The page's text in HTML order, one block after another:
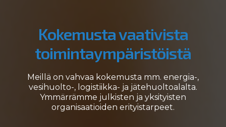
Kokemusta vaativista
toimintaympäristöistä
Meillä on vahvaa kokemusta mm. energia-,
vesihuolto-, logistiikka- ja jätehuoltoalalta.
Ymmärrämme julkisten ja yksityisten
organisaatioiden erityistarpeet.